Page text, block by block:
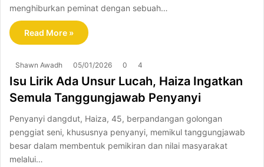
menghiburkan peminat dengan sebuah…
Read More »
Shawn Awadh 05/01/2026 0 4
Isu Lirik Ada Unsur Lucah, Haiza Ingatkan
Semula Tanggungjawab Penyanyi
Penyanyi dangdut, Haiza, 45, berpandangan golongan
penggiat seni, khususnya penyanyi, memikul tanggungjawab
besar dalam membentuk pemikiran dan nilai masyarakat
melalui…